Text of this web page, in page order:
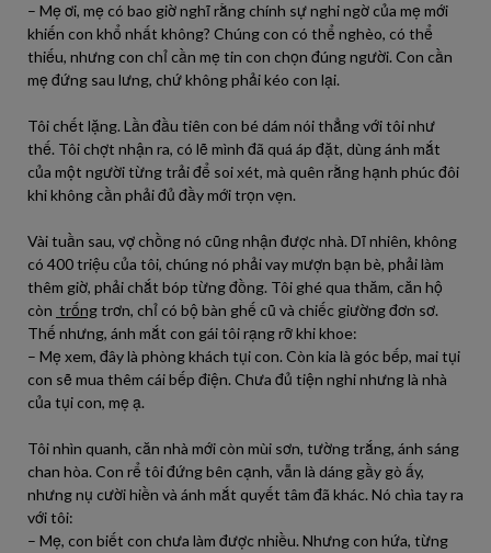
– Mẹ ơi, mẹ có bao giờ nghĩ rằng chính sự nghi ngờ của mẹ mới
khiến con khổ nhất không? Chúng con có thể nghèo, có thể
thiếu, nhưng con chỉ cần mẹ tin con chọn đúng người. Con cần
mẹ đứng sau lưng, chứ không phải kéo con lại.
Tôi chết lặng. Lần đầu tiên con bé dám nói thẳng với tôi như
thế. Tôi chợt nhận ra, có lẽ mình đã quá áp đặt, dùng ánh mắt
của một người từng trải để soi xét, mà quên rằng hạnh phúc đôi
khi không cần phải đủ đầy mới trọn vẹn.
Vài tuần sau, vợ chồng nó cũng nhận được nhà. Dĩ nhiên, không
có 400 triệu của tôi, chúng nó phải vay mượn bạn bè, phải làm
thêm giờ, phải chắt bóp từng đồng. Tôi ghé qua thăm, căn hộ
còn trốngtrơn, chỉ có bộ bàn ghế cũ và chiếc giường đơn sơ.
Thế nhưng, ánh mắt con gái tôi rạng rỡ khi khoe:
– Mẹ xem, đây là phòng khách tụi con. Còn kia là góc bếp, mai tụi
con sẽ mua thêm cái bếp điện. Chưa đủ tiện nghi nhưng là nhà
của tụi con, mẹ ạ.
Tôi nhìn quanh, căn nhà mới còn mùi sơn, tường trắng, ánh sáng
chan hòa. Con rể tôi đứng bên cạnh, vẫn là dáng gầy gò ấy,
nhưng nụ cười hiền và ánh mắt quyết tâm đã khác. Nó chìa tay ra
với tôi:
– Mẹ, con biết con chưa làm được nhiều. Nhưng con hứa, từng